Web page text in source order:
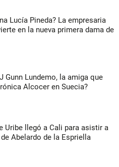
Lucía Pineda? La empresaria
en la nueva primera dama de
Gunn Lundemo, la amiga que
Alcocer en Suecia?
Uribe llegó a Cali para asistir a
Abelardo de la Espriella